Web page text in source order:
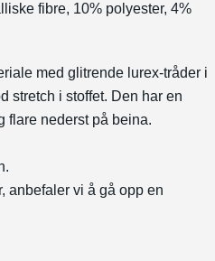
fibre, 10% polyester, 4%
med glitrende lurex-tråder i
stretch i stoffet. Den har en
flare nederst på beina.
anbefaler vi å gå opp en